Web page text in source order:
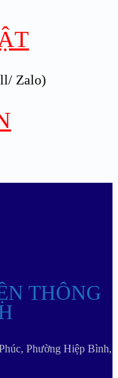
Zalo)
THÔNG
Phường Hiệp Bình,